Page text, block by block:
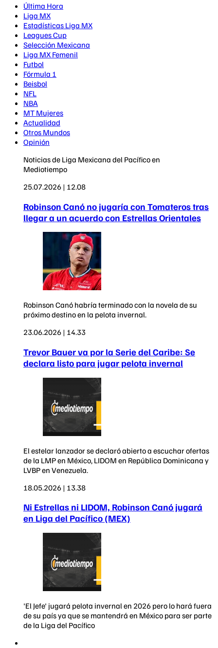
Última Hora
Liga MX
Estadísticas Liga MX
Leagues Cup
Selección Mexicana
Liga MX Femenil
Futbol
Fórmula 1
Beisbol
NFL
NBA
MT Mujeres
Actualidad
Otros Mundos
Opinión
Noticias de Liga Mexicana del Pacífico en
Mediotiempo
25.07.2026 | 12.08
Robinson Canó no jugaría con Tomateros tras
llegar a un acuerdo con Estrellas Orientales
Robinson Canó habría terminado con la novela de su
próximo destino en la pelota invernal.
23.06.2026 | 14.33
Trevor Bauer va por la Serie del Caribe: Se
declara listo para jugar pelota invernal
El estelar lanzador se declaró abierto a escuchar ofertas
de la LMP en México, LIDOM en República Dominicana y
LVBP en Venezuela.
18.05.2026 | 13.38
Ni Estrellas ni LIDOM, Robinson Canó jugará
en Liga del Pacífico (MEX)
'El Jefe' jugará pelota invernal en 2026 pero lo hará fuera
de su país ya que se mantendrá en México para ser parte
de la Liga del Pacífico